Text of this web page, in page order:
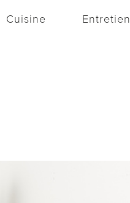
Cuisine Entretien